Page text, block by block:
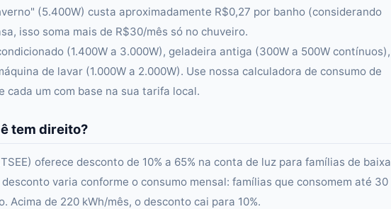
(5.400W) custa aproximadamente R$0,27 por banho (considerando
isso soma mais de R$30/mês só no chuveiro.
(1.400W a 3.000W), geladeira antiga (300W a 500W contínuos),
de lavar (1.000W a 2.000W). Use nossa calculadora de consumo de
um com base na sua tarifa local.
tem direito?
oferece desconto de 10% a 65% na conta de luz para famílias de baixa
varia conforme o consumo mensal: famílias que consomem até 30
Acima de 220 kWh/mês, o desconto cai para 10%.